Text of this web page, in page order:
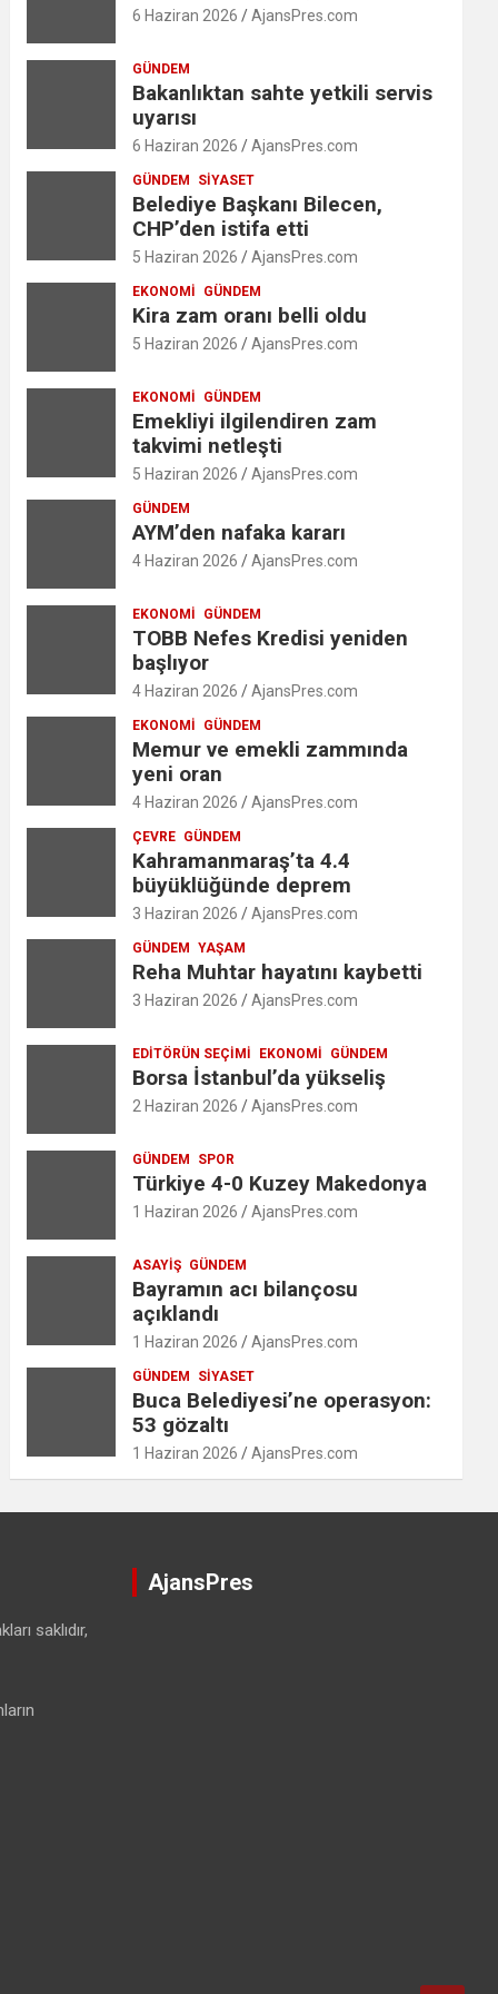
6 Haziran 2026 AjansPres.com
GÜNDEM
Bakanlıktan sahte yetkili servis
uyarısı
6 Haziran 2026 AjansPres.com
GÜNDEM SIYASET
Belediye Başkanı Bilecen,
CHP’den istifa etti
5 Haziran 2026 AjansPres.com
EKONOMI GÜNDEM
Kira zam oranı belli oldu
5 Haziran 2026 AjansPres.com
EKONOMI GÜNDEM
Emekliyi ilgilendiren zam
takvimi netleşti
5 Haziran 2026 AjansPres.com
GÜNDEM
AYM’den nafaka kararı
4 Haziran 2026 AjansPres.com
EKONOMI GÜNDEM
TOBB Nefes Kredisi yeniden
başlıyor
4 Haziran 2026 AjansPres.com
EKONOMI GÜNDEM
Memur ve emekli zammında
yeni oran
4 Haziran 2026 AjansPres.com
ÇEVRE GÜNDEM
Kahramanmaraş’ta 4.4
büyüklüğünde deprem
3 Haziran 2026 AjansPres.com
GÜNDEM YAŞAM
Reha Muhtar hayatını kaybetti
3 Haziran 2026 AjansPres.com
EDITÖRÜN SEÇIMI EKONOMI GÜNDEM
Borsa İstanbul’da yükseliş
2 Haziran 2026 AjansPres.com
GÜNDEM SPOR
Türkiye 4-0 Kuzey Makedonya
1 Haziran 2026 AjansPres.com
ASAYIŞ GÜNDEM
Bayramın acı bilançosu
açıklandı
1 Haziran 2026 AjansPres.com
GÜNDEM SIYASET
Buca Belediyesi’ne operasyon:
53 gözaltı
1 Haziran 2026 AjansPres.com
saklıdır,
AjansPres